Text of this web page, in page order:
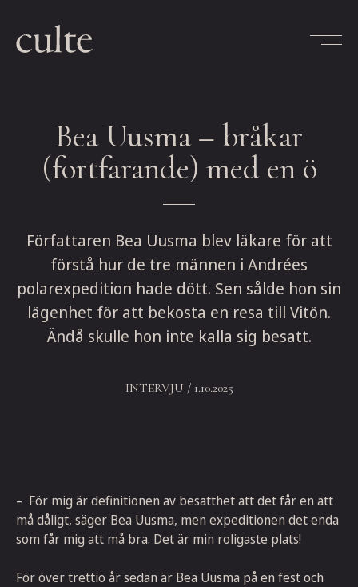
content
Bea Uusma – bråkar
(fortfarande) med en ö
Författaren Bea Uusma blev läkare för att
förstå hur de tre männen i Andrées
polarexpedition hade dött. Sen sålde hon sin
lägenhet för att bekosta en resa till Vitön.
Ändå skulle hon inte kalla sig besatt.
INTERVJU / 1.10.2025
– För mig är definitionen av besatthet att det får en att
må dåligt, säger Bea Uusma, men expeditionen det enda
som får mig att må bra. Det är min roligaste plats!
För över trettio år sedan är Bea Uusma på en fest och